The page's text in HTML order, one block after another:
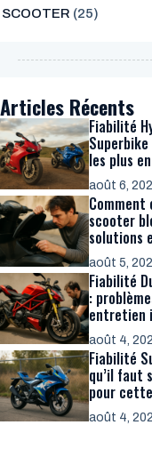
SCOOTER (25)
Articles Récents
Fiabilité
les plus
août 6,
scooter
solutions
août 5,
Fiabilité
:
entretien
août 4,
Fiabilité
qu’il faut
pour
août 4,